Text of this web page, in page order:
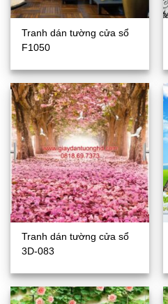
Tranh dán tường cửa sổ
F1050
Tranh dán tường cửa sổ
3D-083